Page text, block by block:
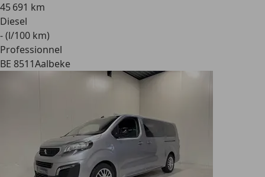
45 691 km
Diesel
- (l/100 km)
Professionnel
BE 8511Aalbeke